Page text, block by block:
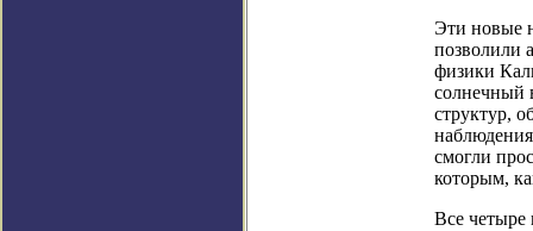
Эти новые
позволили
физики
солнечный
структур,
смогли
которым,
Все четыре